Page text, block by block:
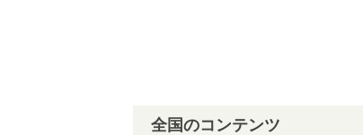
全国のコンテンツ